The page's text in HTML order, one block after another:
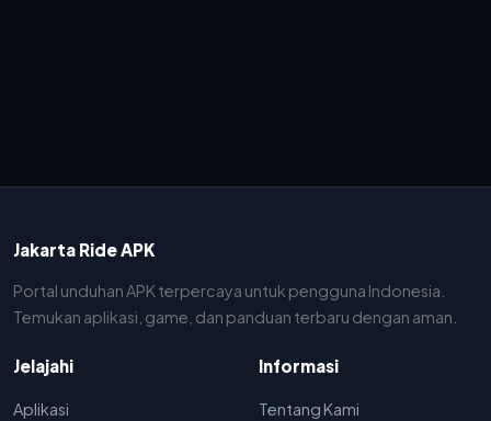
Jakarta Ride APK
Portal unduhan APK terpercaya untuk pengguna Indonesia.
Temukan aplikasi, game, dan panduan terbaru dengan aman.
Jelajahi
Aplikasi
Informasi
Tentang Kami